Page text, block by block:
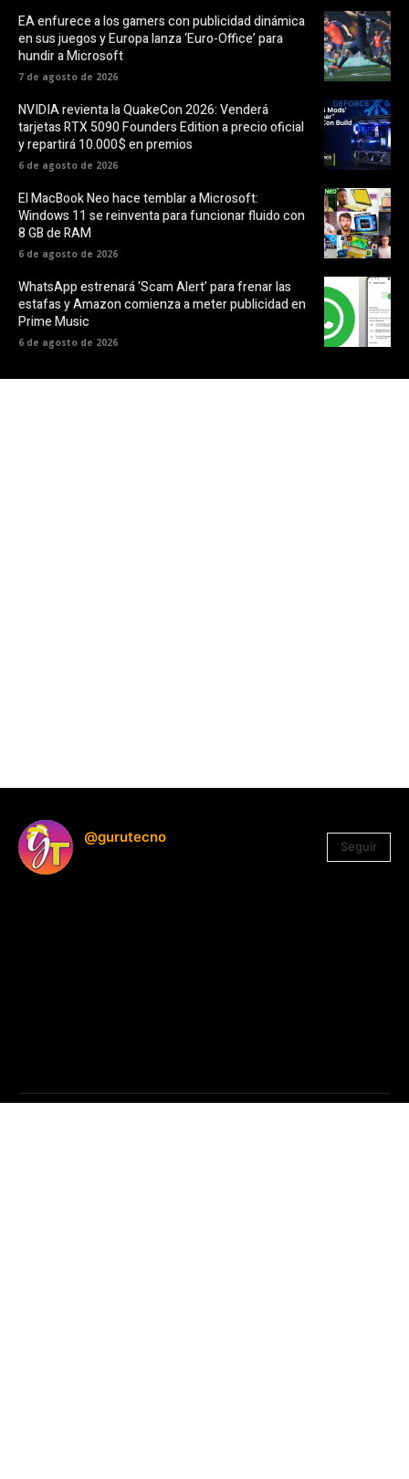
EA enfurece a los gamers con publicidad dinámica
en sus juegos y Europa lanza ‘Euro-Office’ para
hundir a Microsoft
7 de agosto de 2026
NVIDIA revienta la QuakeCon 2026: Venderá
tarjetas RTX 5090 Founders Edition a precio oficial
y repartirá 10.000$ en premios
6 de agosto de 2026
El MacBook Neo hace temblar a Microsoft:
Windows 11 se reinventa para funcionar fluido con
8 GB de RAM
6 de agosto de 2026
WhatsApp estrenará ‘Scam Alert’ para frenar las
estafas y Amazon comienza a meter publicidad en
Prime Music
6 de agosto de 2026
@gurutecno
Seguir